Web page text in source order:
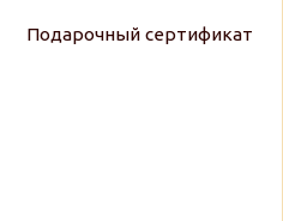
Подарочный сертификат